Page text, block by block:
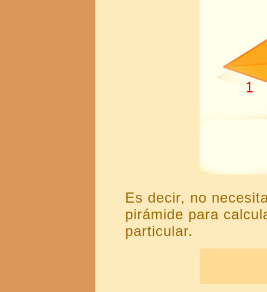
Es decir, no
pirámide para
particular.